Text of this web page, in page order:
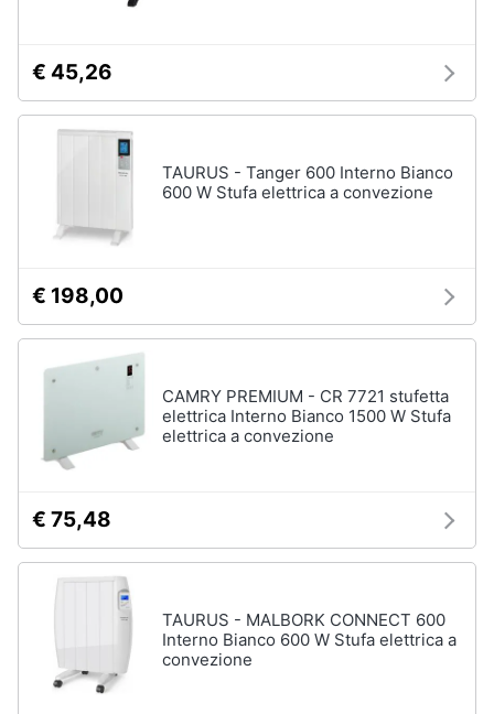
€ 45,26
TAURUS - Tanger 600 Interno Bianco
600 W Stufa elettrica a convezione
€ 198,00
CAMRY PREMIUM - CR 7721 stufetta
elettrica Interno Bianco 1500 W Stufa
elettrica a convezione
€ 75,48
TAURUS - MALBORK CONNECT 600
Interno Bianco 600 W Stufa elettrica a
convezione